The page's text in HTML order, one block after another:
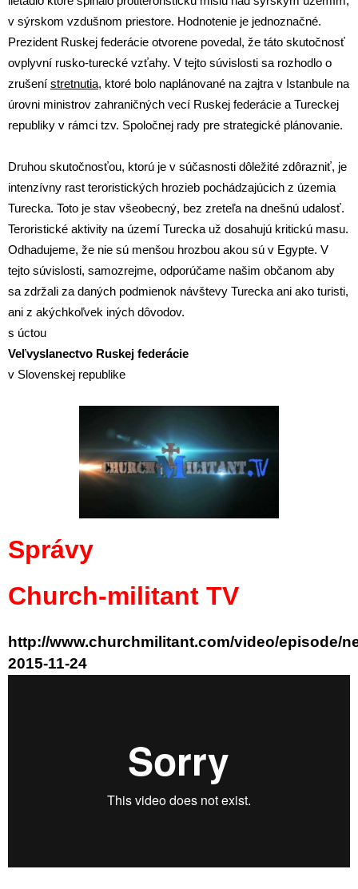
v sýrskom vzdušnom priestore. Hodnotenie je jednoznačné.
Prezident Ruskej federácie otvorene povedal, že táto skutočnosť
ovplyvní rusko-turecké vzťahy. V tejto súvislosti sa rozhodlo o
zrušení stretnutia, ktoré bolo naplánované na zajtra v Istanbule na
úrovni ministrov zahraničných vecí Ruskej federácie a Tureckej
republiky v rámci tzv. Spoločnej rady pre strategické plánovanie.
Druhou skutočnosťou, ktorú je v súčasnosti dôležité zdôrazniť, je
intenzívny rast teroristických hrozieb pochádzajúcich z územia
Turecka. Toto je stav všeobecný, bez zreteľa na dnešnú udalosť.
Teroristické aktivity na území Turecka už dosahujú kritickú masu.
Odhadujeme, že nie sú menšou hrozbou akou sú v Egypte. V
tejto súvislosti, samozrejme, odporúčame našim občanom aby
sa zdržali za daných podmienok návštevy Turecka ani ako turisti,
ani z akýchkoľvek iných dôvodov.
s úctou
Veľvyslanectvo Ruskej federácie
v Slovenskej republike
Správy
Church-militant TV
http://www.churchmilitant.com/video/episode/
2015-11-24